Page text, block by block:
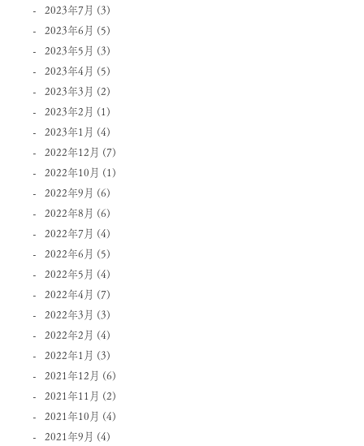
2023年7月 (3)
2023年6月 (5)
2023年5月 (3)
2023年4月 (5)
2023年3月 (2)
2023年2月 (1)
2023年1月 (4)
2022年12月 (7)
2022年10月 (1)
2022年9月 (6)
2022年8月 (6)
2022年7月 (4)
2022年6月 (5)
2022年5月 (4)
2022年4月 (7)
2022年3月 (3)
2022年2月 (4)
2022年1月 (3)
2021年12月 (6)
2021年11月 (2)
2021年10月 (4)
2021年9月 (4)